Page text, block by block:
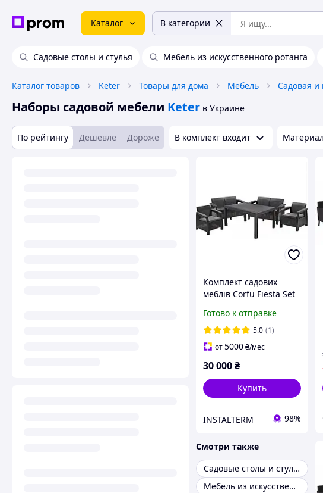
Каталог В категории
Садовые столы и стулья Мебель из искусственного ротанга
Каталог товаров Keter Товары для дома Мебель Садовая и
Наборы садовой мебели Keter в Украине
По рейтингу Дешевле Дороже В комплект входит Материал
Комплект садових
меблів Corfu Fiesta Set
Готово к отправке
5.0 (1)
от5000₴/мес
30 000₴
Купить
INSTALTERM 98%
Смотри также
Садовые столы и стулья
Мебель из искусственного ротанга